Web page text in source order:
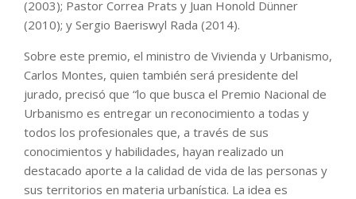
(2003); Pastor Correa Prats y Juan Honold Dünner
(2010); y Sergio Baeriswyl Rada (2014).
Sobre este premio, el ministro de Vivienda y Urbanismo,
Carlos Montes, quien también será presidente del
jurado, precisó que “lo que busca el Premio Nacional de
Urbanismo es entregar un reconocimiento a todas y
todos los profesionales que, a través de sus
conocimientos y habilidades, hayan realizado un
destacado aporte a la calidad de vida de las personas y
sus territorios en materia urbanística. La idea es